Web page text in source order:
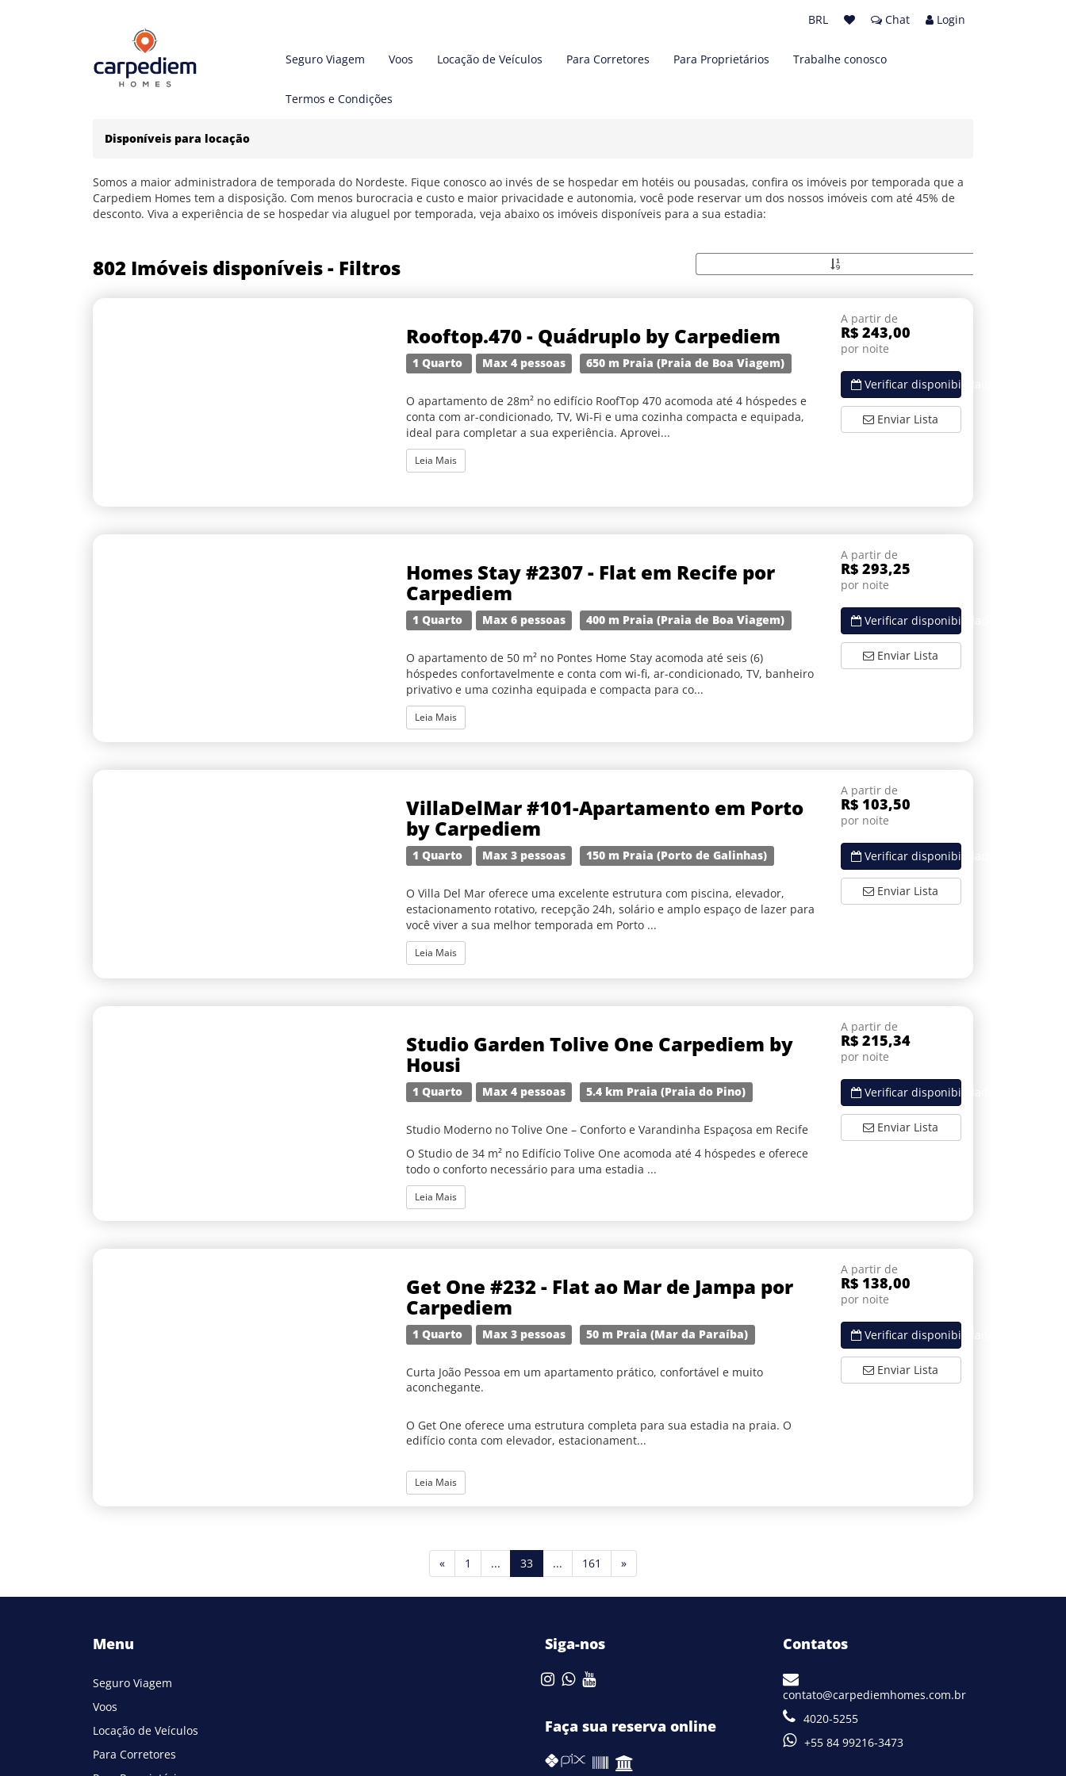
BRL Chat Login
Seguro Viagem Voos Locação de Veículos Para Corretores Para Proprietários Trabalhe conosco
Termos e Condições
Disponíveis para locação
Somos a maior administradora de temporada do Nordeste. Fique conosco ao invés de se hospedar em hotéis ou pousadas, confira os imóveis por temporada que a
Carpediem Homes tem a disposição. Com menos burocracia e custo e maior privacidade e autonomia, você pode reservar um dos nossos imóveis com até 45% de
desconto. Viva a experiência de se hospedar via aluguel por temporada, veja abaixo os imóveis disponíveis para a sua estadia:
802 Imóveis disponíveis - Filtros
Rooftop.470 - Quádruplo by Carpediem
1 Quarto Max 4 pessoas 650 m Praia (Praia de Boa Viagem)
O apartamento de 28m² no edifício RoofTop 470 acomoda até 4 hóspedes e
conta com ar-condicionado, TV, Wi-Fi e uma cozinha compacta e equipada,
ideal para completar a sua experiência. Aprovei...
Leia Mais
A partir de
R$ 243,00
por noite
Verificar disponibilidade
Enviar Lista
Homes Stay #2307 - Flat em Recife por
Carpediem
1 Quarto Max 6 pessoas 400 m Praia (Praia de Boa Viagem)
O apartamento de 50 m² no Pontes Home Stay acomoda até seis (6)
hóspedes confortavelmente e conta com wi-fi, ar-condicionado, TV, banheiro
privativo e uma cozinha equipada e compacta para co...
Leia Mais
A partir de
R$ 293,25
por noite
Verificar disponibilidade
Enviar Lista
VillaDelMar #101-Apartamento em Porto
by Carpediem
1 Quarto Max 3 pessoas 150 m Praia (Porto de Galinhas)
O Villa Del Mar oferece uma excelente estrutura com piscina, elevador,
estacionamento rotativo, recepção 24h, solário e amplo espaço de lazer para
você viver a sua melhor temporada em Porto ...
Leia Mais
A partir de
R$ 103,50
por noite
Verificar disponibilidade
Enviar Lista
Studio Garden Tolive One Carpediem by
Housi
1 Quarto Max 4 pessoas 5.4 km Praia (Praia do Pino)
Studio Moderno no Tolive One – Conforto e Varandinha Espaçosa em Recife
O Studio de 34 m² no Edifício Tolive One acomoda até 4 hóspedes e oferece
todo o conforto necessário para uma estadia ...
Leia Mais
A partir de
R$ 215,34
por noite
Verificar disponibilidade
Enviar Lista
Get One #232 - Flat ao Mar de Jampa por
Carpediem
1 Quarto Max 3 pessoas 50 m Praia (Mar da Paraíba)
Curta João Pessoa em um apartamento prático, confortável e muito
aconchegante.
O Get One oferece uma estrutura completa para sua estadia na praia. O
edifício conta com elevador, estacionament...
Leia Mais
A partir de
R$ 138,00
por noite
Verificar disponibilidade
Enviar Lista
« 1 ... 33(current)
... 161 »
Menu
Seguro Viagem
Voos
Locação de Veículos
Para Corretores
Siga-nos
Faça sua reserva online
Contatos
contato@carpediemhomes.com.br
4020-5255
+55 84 99216-3473